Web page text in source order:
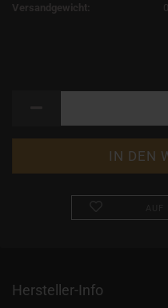
Versandgewicht:
Hersteller-Info